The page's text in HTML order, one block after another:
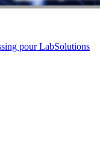
pour LabSolutions